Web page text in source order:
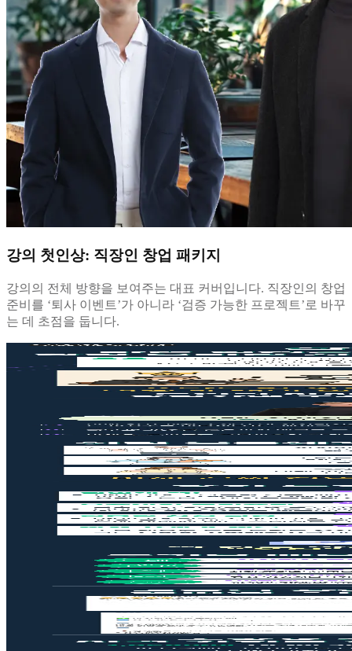
강의 첫인상: 직장인 창업 패키지
강의의 전체 방향을 보여주는 대표 커버입니다. 직장인의 창업
준비를 ‘퇴사 이벤트’가 아니라 ‘검증 가능한 프로젝트’로 바꾸
는 데 초점을 둡니다.